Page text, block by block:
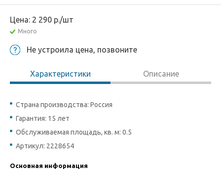
Цена: 2 290 р./шт
Много
Не устроила цена, позвоните
Характеристики Описание
Страна производства: Россия
Гарантия: 15 лет
Обслуживаемая площадь, кв. м: 0.5
Артикул: 2228654
Основная информация